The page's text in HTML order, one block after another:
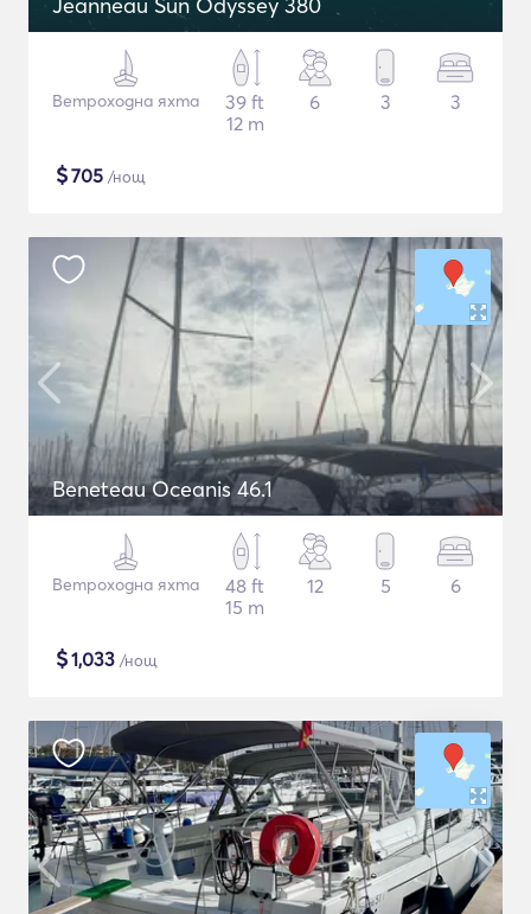
Ветроходна яхта
39 ft
12 m
6 3 3
$705 /нощ
Beneteau Oceanis 46.1
Ветроходна яхта
48 ft
15 m
12 5 6
$1,033 /нощ